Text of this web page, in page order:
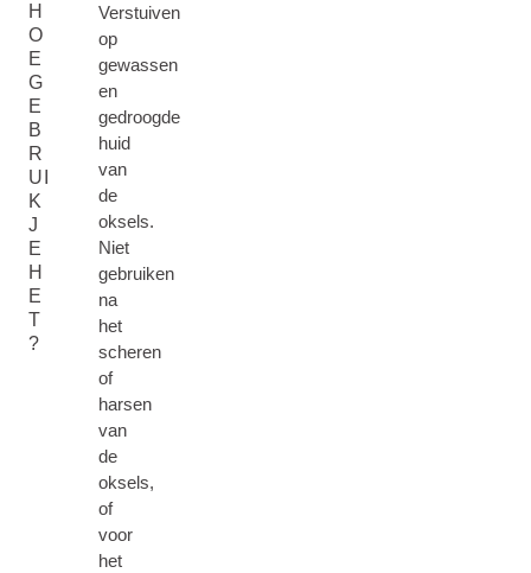
H
O
E
G
E
B
R
UI
K
J
E
H
E
T
?
Verstuiven
op
gewassen
en
gedroogde
huid
van
de
oksels.
Niet
gebruiken
na
het
scheren
of
harsen
van
de
oksels,
of
voor
het